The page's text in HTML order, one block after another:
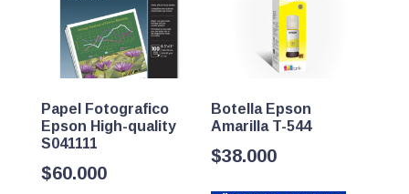
Papel Fotografico
Epson High-quality
S041111
$60.000
Botella Epson
Amarilla T-544
$38.000